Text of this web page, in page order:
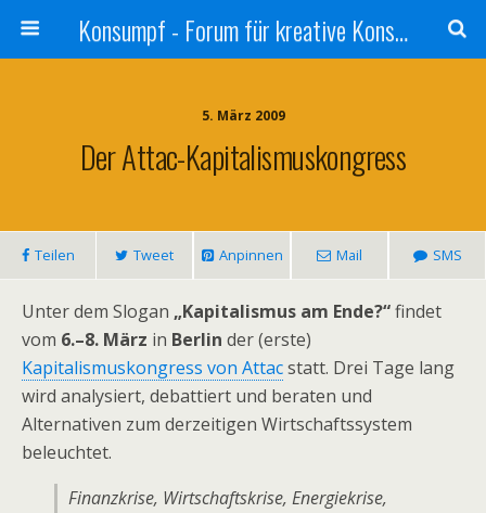
Konsumpf - Forum für kreative Konsumkritik - Culture Jamming, Nachhaltigkeit, Konzernkritik, Adbusting
5. März 2009
Der Attac-Kapitalismuskongress
Teilen Tweet Anpinnen Mail SMS
Unter dem Slogan „Kapitalismus am Ende?“findet
vom 6.–8. März in Berlin der (erste)
Kapitalismuskongress von Attacstatt. Drei Tage lang
wird analysiert, debattiert und beraten und
Alternativen zum derzeitigen Wirtschaftssystem
beleuchtet.
Finanzkrise, Wirtschaftskrise, Energiekrise,